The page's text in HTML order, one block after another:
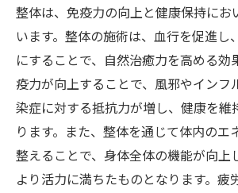
整体は、免疫力の向上と健康保持にお
います。整体の施術は、血行を促進し
にすることで、自然治癒力を高める効
疫力が向上することで、風邪やインフ
染症に対する抵抗力が増し、健康を維
ります。また、整体を通じて体内のエ
整えることで、身体全体の機能が向上
より活力に満ちたものとなります。疲